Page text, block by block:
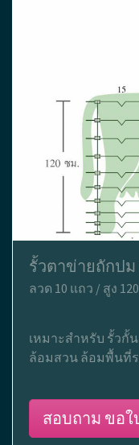
รั้วตาข่ายถักปม
ลวด 10 แถว / สูง
เหมาะสำหรับ รั้วกั้
ล้อมสวน ล้อมพื้นที่
สอบถาม ขอใ